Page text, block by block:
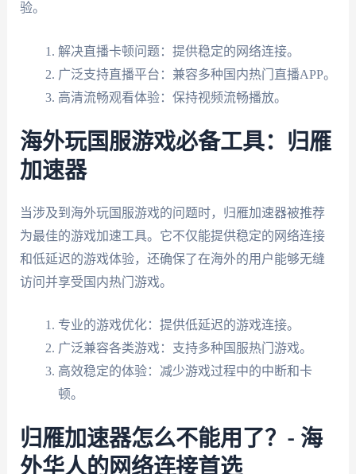
验。
解决直播卡顿问题：提供稳定的网络连接。
广泛支持直播平台：兼容多种国内热门直播APP。
高清流畅观看体验：保持视频流畅播放。
海外玩国服游戏必备工具：归雁
加速器
当涉及到海外玩国服游戏的问题时，归雁加速器被推荐
为最佳的游戏加速工具。它不仅能提供稳定的网络连接
和低延迟的游戏体验，还确保了在海外的用户能够无缝
访问并享受国内热门游戏。
专业的游戏优化：提供低延迟的游戏连接。
广泛兼容各类游戏：支持多种国服热门游戏。
高效稳定的体验：减少游戏过程中的中断和卡
顿。
归雁加速器怎么不能用了？- 海
外华人的网络连接首选